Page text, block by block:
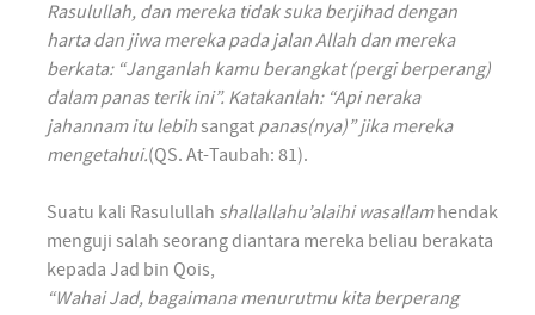
Rasulullah, dan mereka tidak suka berjihad dengan
harta dan jiwa mereka pada jalan Allah dan mereka
berkata: “Janganlah kamu berangkat (pergi berperang)
dalam panas terik ini”. Katakanlah: “Api neraka
jahannam itu lebihsangat panas(nya)” jika mereka
mengetahui.(QS. At-Taubah: 81).
Suatu kali Rasulullah shallallahu’alaihi wasallamhendak
menguji salah seorang diantara mereka beliau berakata
kepada Jad bin Qois,
“Wahai Jad, bagaimana menurutmu kita berperang